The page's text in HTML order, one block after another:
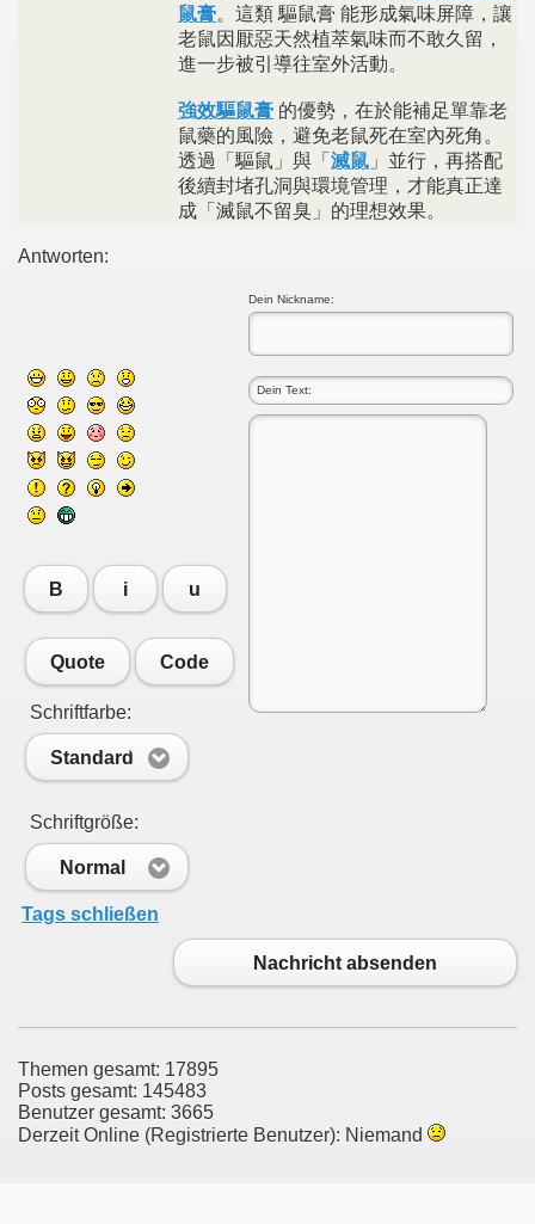
鼠膏。這類 驅鼠膏 能形成氣味屏障，讓
老鼠因厭惡天然植萃氣味而不敢久留，
進一步被引導往室外活動。
強效驅鼠膏 的優勢，在於能補足單靠老
鼠藥的風險，避免老鼠死在室內死角。
透過「驅鼠」與「 滅鼠 」並行，再搭配
後續封堵孔洞與環境管理，才能真正達
成「滅鼠不留臭」的理想效果。
Antworten:
Dein Nickname:
B i u
Quote Code
Schriftfarbe:
Standard
Schriftgröße:
Normal
Tags schließen
Nachricht absenden
Themen gesamt: 17895
Posts gesamt: 145483
Benutzer gesamt: 3665
Derzeit Online (Registrierte Benutzer): Niemand